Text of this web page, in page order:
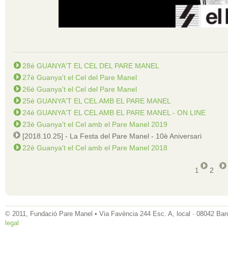
28è GUANYA'T EL CEL DEL PARE MANEL
27è Guanya't el Cel del Pare Manel
26è Guanya't el Cel del Pare Manel
25è GUANYA'T EL CEL AMB EL PARE MANEL
24è GUANYA'T EL CEL AMB EL PARE MANEL - ON LINE
23è Guanya't el Cel amb el Pare Manel 2019
[2018.10.25] - La Festa del Pare Manel - 10è Aniversari
22è Guanya't el Cel amb el Pare Manel 2018
1 2
© 2011, Fundació Pare Manel • Via Favència 244 Esc. A, local · 08042
legal